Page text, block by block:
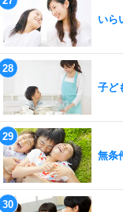
いら
子ど
無条